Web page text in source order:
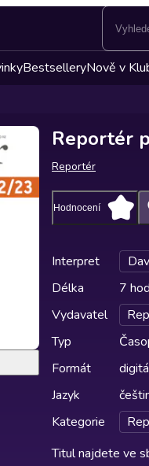
BestselleryNově v
Reportér
Reportér
Hodnocení
Interpret
Délka
7
Vydavatel
Typ
Formát
Jazyk
Kategorie
Titul najdete ve